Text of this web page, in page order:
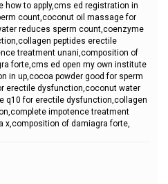
how to apply,cms ed registration in
count,coconut oil massage for
reduces sperm count,coenzyme
peptides erectile
treatment unani,composition of
forte,cms ed open my own institute
in up,cocoa powder good for sperm
erectile dysfunction,coconut water
q10 for erectile dysfunction,collagen
impotence treatment
x,composition of damiagra forte,